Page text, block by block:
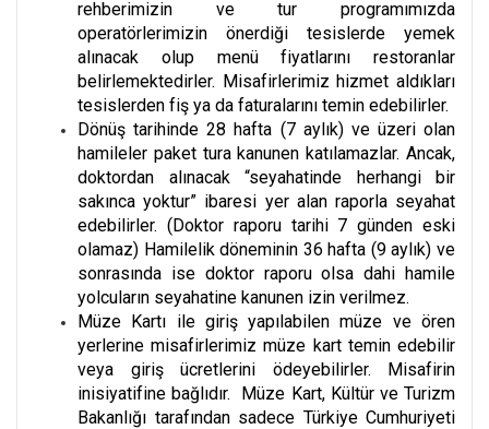
rehberimizin ve tur programımızda
operatörlerimizin önerdiği tesislerde yemek
alınacak olup menü fiyatlarını restoranlar
belirlemektedirler. Misafirlerimiz hizmet aldıkları
tesislerden fiş ya da faturalarını temin edebilirler.
Dönüş tarihinde 28 hafta (7 aylık) ve üzeri olan
hamileler paket tura kanunen katılamazlar. Ancak,
doktordan alınacak “seyahatinde herhangi bir
sakınca yoktur” ibaresi yer alan raporla seyahat
edebilirler. (Doktor raporu tarihi 7 günden eski
olamaz) Hamilelik döneminin 36 hafta (9 aylık) ve
sonrasında ise doktor raporu olsa dahi hamile
yolcuların seyahatine kanunen izin verilmez.
Müze Kartı ile giriş yapılabilen müze ve ören
yerlerine misafirlerimiz müze kart temin edebilir
veya giriş ücretlerini ödeyebilirler. Misafirin
inisiyatifine bağlıdır. Müze Kart, Kültür ve Turizm
Bakanlığı tarafından sadece Türkiye Cumhuriyeti